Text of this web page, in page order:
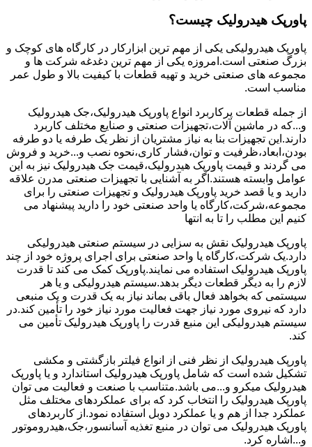
پاورپک هیدرولیک چیست؟
پاورپک هیدرولیکی یکی از مهم ترین ابزارکار در کارگاه های کوچک و
بزرگ صنعتی است.امروزه یکی از مهم ترین دغدغه شرکت ها و
مجموعه های صنعتی خرید و تهیه قطعات با کیفیت بالا و طول عمر
مناسب است.
از جمله قطعات پرکاربرد انواع پاورپک هیدرولیک،جک هیدرولیک
و...که در ماشین آلات،تجهیزات صنعتی و صنایع مختلف کاربرد
دارند.این تجهیزات بنا به نیاز مشتریان از نظر یک طرفه یا دو طرفه
بودن،ابعاد،ظرفیت و توان،فشار کاری،نحوه نصب و...خرید و فروش
می گردند و قیمت پاورپک هیدرولیک،قیمت جک هیدرولیک نیز به این
عوامل وابسته هستند.اگر به آشنایی با تجهیزات صنعتی مدرن علاقه
دارید و یا قصد خرید پاورپک هیدرولیک و تجهیزات صنعتی را برای
مجموعه،شرکت،کارگاه یا واحد صنعتی خود را دارید پیشنهاد می
کنیم این مطلب را تا به انتها
پاورپک هیدرولیک نقش به سزایی در سیستم صنعتی هیدرولیکی
دارد.یک شرکت،کارگاه یا واحد صنعتی برای اجرای پروژه خود از چند
پاورپک هیدرولیک استفاده می نمایند.پاورپک کمک می کند تا قدرت
لازم را به دیگر قطعات دیگر بدهد.سیستم هیدرولیکی و یا هر
سیستمی که بخواهد فعال باقی بماند نیاز به یک قدرت و یک منبعی
دارد که نیروی مورد نیاز جهت فعالیت مورد نیاز خود را تأمین کند.در
سیستم هیدرولیکی این منبع قدرت را پاورپک هیدرولیک تأمین می
کند.
پاورپک هیدرولیک از نظر فنی از انواع فیلتر بازگشتی و مکشی
تشکیل شده است که شامل پاورپک هیدرولیک استاندارد و یا پاورپک
هیدرولیک میکرو و...می باشد.متناسب با صنعت و فعالیت می توان
پاورپک هیدرولیک را انتخاب کرد که برای عملکردهای مختلف مثل
عملکرد جدا از هم و یا عملکرد دوبل استفاده نمود.از کاربردهای
پاورپک هیدرولیک می توان در منبع تغذیه آسانسور،جک،هیدروموتور
و...اشاره کرد.